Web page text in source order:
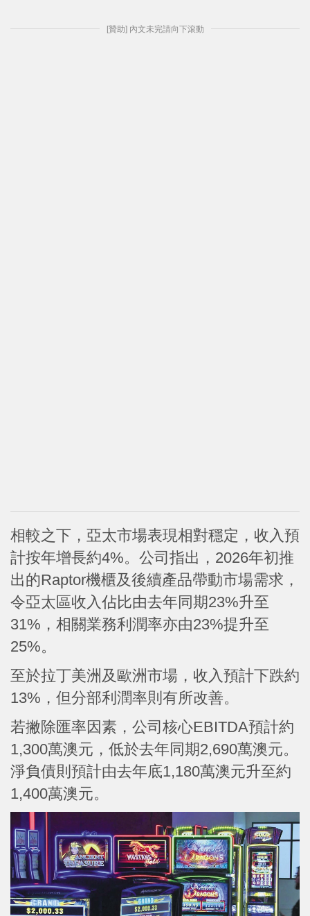
[贊助] 內文未完請向下滾動
相較之下，亞太市場表現相對穩定，收入預
計按年增長約4%。公司指出，2026年初推
出的Raptor機櫃及後續產品帶動市場需求，
令亞太區收入佔比由去年同期23%升至
31%，相關業務利潤率亦由23%提升至
25%。
至於拉丁美洲及歐洲市場，收入預計下跌約
13%，但分部利潤率則有所改善。
若撇除匯率因素，公司核心EBITDA預計約
1,300萬澳元，低於去年同期2,690萬澳元。
淨負債則預計由去年底1,180萬澳元升至約
1,400萬澳元。